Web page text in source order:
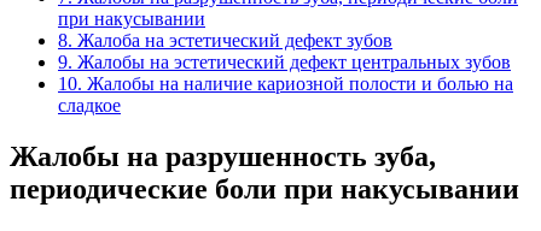
при накусывании
8. Жалоба на эстетический дефект зубов
9. Жалобы на эстетический дефект центральных зубов
10. Жалобы на наличие кариозной полости и болью на
сладкое
Жалобы на разрушенность зуба,
периодические боли при накусывании